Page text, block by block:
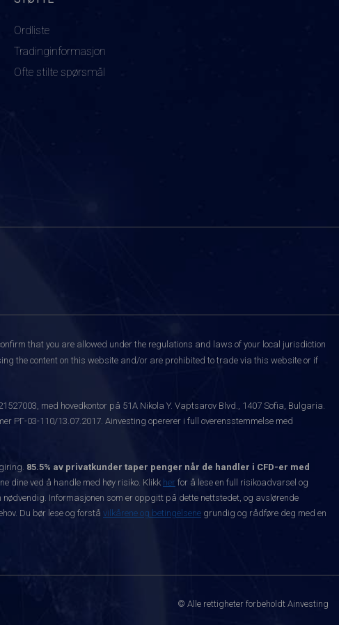
Ordliste
Tradinginformasjon
Ofte stilte spørsmål
that you are allowed under the regulations and laws of your local jurisdiction
the content on this website and/or are prohibited to trade via this website or if
med hovedkontor på 51A Nikola Y. Vaptsarov Blvd., 1407 Sofia, Bulgaria.
РГ-03-110/13.07.2017. Ainvesting opererer i full overensstemmelse med
85.5% av privatkunder taper penger når de handler i CFD-er med
dine ved å handle med høy risiko. Klikk her for å lese en full risikoadvarsel og
Informasjonen som er oppgitt på dette nettstedet, og avslørende
Du bør lese og forstå vilkårene og betingelsene grundig og rådføre deg med en
© Alle rettigheter forbeholdt Ainvesting